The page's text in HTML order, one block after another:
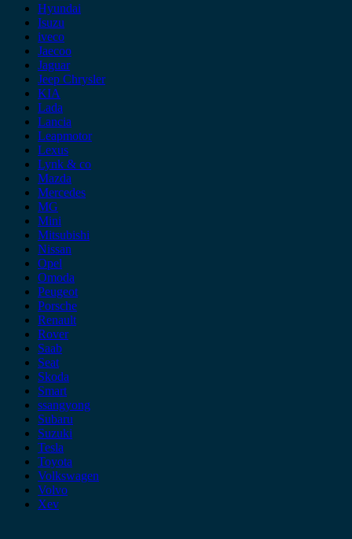
Hyundai
Isuzu
iveco
Jaecoo
Jaguar
Jeep Chrysler
KIA
Lada
Lancia
Leapmotor
Lexus
Lynk & co
Mazda
Mercedes
MG
Mini
Mitsubishi
Nissan
Opel
Omoda
Peugeot
Porsche
Renault
Rover
Saab
Seat
Skoda
Smart
ssangyong
Subaru
Suzuki
Tesla
Toyota
Volkswagen
Volvo
Xev